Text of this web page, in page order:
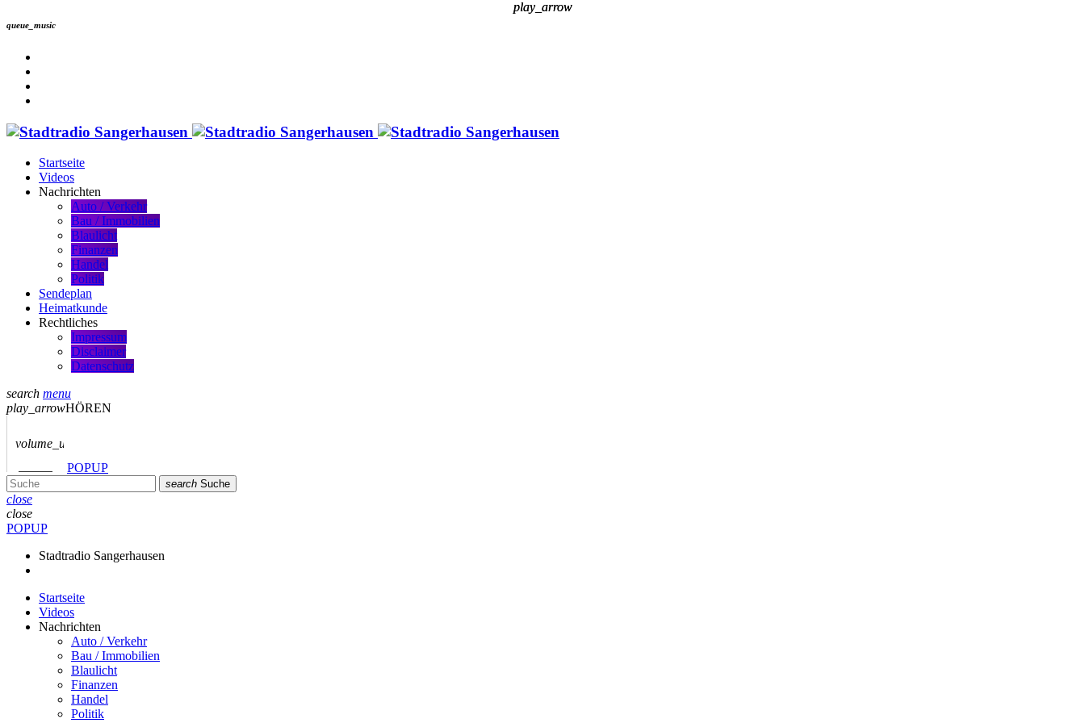
queue_music
Startseite
Videos
Nachrichten
Auto / Verkehr
Bau / Immobilien
Blaulicht
Finanzen
Handel
Politik
Sendeplan
Heimatkunde
Rechtliches
Impressum
Disclaimer
Datenschutz
search menu
play_arrowHÖREN
volume_up
POPUP
search Suche
close
close
POPUP
play_arrow
Stadtradio Sangerhausen
Startseite
Videos
Nachrichten
Auto / Verkehr
Bau / Immobilien
Blaulicht
Finanzen
Handel
Politik
play_arrow